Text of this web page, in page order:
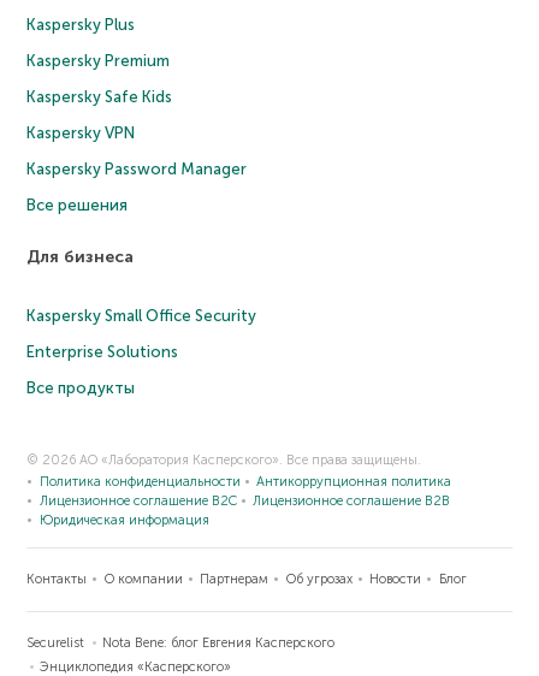
Kaspersky Plus
Kaspersky Premium
Kaspersky Safe Kids
Kaspersky VPN
Kaspersky Password Manager
Все решения
Для бизнеса
Kaspersky Small Office Security
Enterprise Solutions
Все продукты
© 2026 АО «Лаборатория Касперского». Все права защищены.
Политика конфиденциальности
Антикоррупционная политика
Лицензионное соглашение B2C
Лицензионное соглашение B2B
Юридическая информация
Контакты О компании Партнерам Об угрозах Новости Блог
Securelist
Nota Bene: блог Евгения Касперского
Энциклопедия «Касперского»